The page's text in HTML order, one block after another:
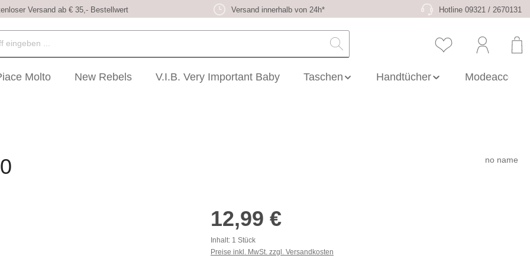
Versand ab € 35,- Bestellwert Versand innerhalb von 24h* Hotline 09321 / 2670131
Molto New Rebels V.I.B. Very Important Baby Taschen Handtücher
no name
12,99 €
Inhalt: 1 Stück
Preise inkl. MwSt. zzgl. Versandkosten